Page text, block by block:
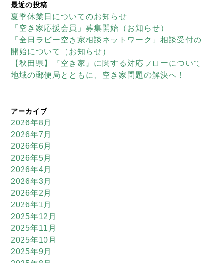
最近の投稿
夏季休業日についてのお知らせ
「空き家応援会員」募集開始（お知らせ）
「全日ラビー空き家相談ネットワーク」相談受付の
開始について（お知らせ）
【秋田県】『空き家』に関する対応フローについて
地域の郵便局とともに、空き家問題の解決へ！
アーカイブ
2026年8月
2026年7月
2026年6月
2026年5月
2026年4月
2026年3月
2026年2月
2026年1月
2025年12月
2025年11月
2025年10月
2025年9月